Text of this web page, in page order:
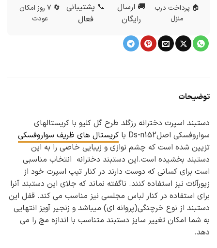
🏠 پرداخت درب
منزل
🚚 ارسال
رایگان
📞 پشتیبانی
فعال
🔄 7 روز امکان
عودت
توضیحات
دستبند اسپرت دخترانه رزگلد طرح گل کلیو با کریستالهای
سواروفسکی اصلDs-n152 با
کریستال های ظریف سواروفسکی
تزیین شده است که چشم نوازی و زیبایی خاصی را به این
دستبند بخشیده است.این دستبند دخترانه انتخاب مناسبی
است برای کسانی که دوست دارند در کنار تیپ اسپرت خود از
زیورآلات نیز استفاده کنند. ناگفته نماند که جلای این دستبند آنرا
برای استفاده در کنار لباس مجلسی نیز مناسب می کند. قفل این
دستبند از نوع خرچنگی(پروانه ای) میباشد و زنجیر آویز انتهایی
به شما امکان تغییر سایز دستبند متناسب با اندازه مچ را می
دهد.